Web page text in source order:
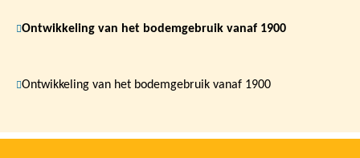
Ontwikkeling van het bodemgebruik vanaf 1900
Ontwikkeling van het bodemgebruik vanaf 1900